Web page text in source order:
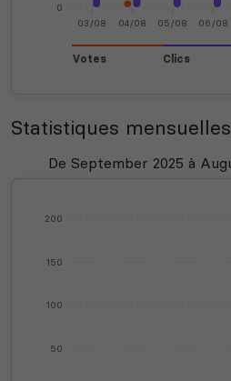
0
03/08 04/08 05/08 06/08
Votes Clics
Statistiques mensuelles
50
100
150
200